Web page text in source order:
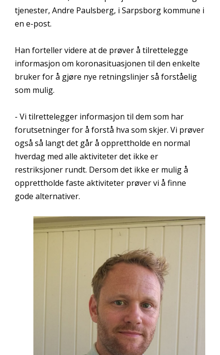
tjenester, Andre Paulsberg, i Sarpsborg kommune i
en e-post.
Han forteller videre at de prøver å tilrettelegge
informasjon om koronasituasjonen til den enkelte
bruker for å gjøre nye retningslinjer så forståelig
som mulig.
- Vi tilrettelegger informasjon til dem som har
forutsetninger for å forstå hva som skjer. Vi prøver
også så langt det går å opprettholde en normal
hverdag med alle aktiviteter det ikke er
restriksjoner rundt. Dersom det ikke er mulig å
opprettholde faste aktiviteter prøver vi å finne
gode alternativer.